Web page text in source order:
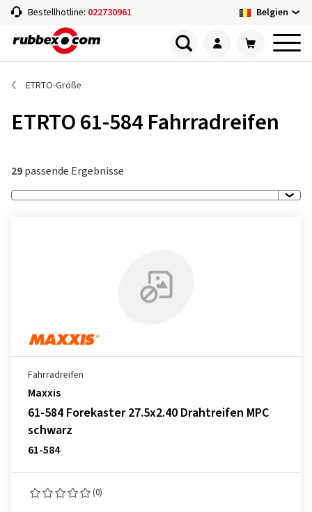
Bestellhotline: 022730961 Belgien
ETRTO-Größe
ETRTO 61-584 Fahrradreifen
29passende Ergebnisse
Fahrradreifen
Maxxis
61-584 Forekaster 27.5x2.40 Drahtreifen MPC
schwarz
61-584
(0)